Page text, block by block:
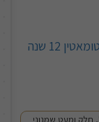
חלק ומעט שמנוני